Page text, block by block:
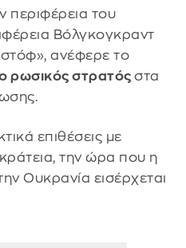
περιφέρεια του
Βόλγκογκραντ
ανέφερε το
ρωσικός στρατός στα
επιθέσεις με
την ώρα που η
Ουκρανία εισέρχεται